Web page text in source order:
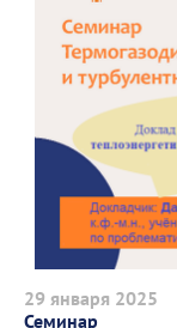
29 января 2025
Семинар